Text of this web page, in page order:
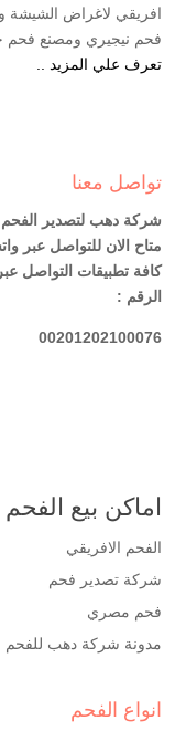
افريقي لاغراض الشيشة
فحم نيجيري ومصنع فحم
تعرف علي المزيد ..
تواصل معنا
شركة دهب لتصدير الفحم
متاح الان للتواصل عبر
كافة تطبيقات التواصل
الرقم :
00201202100076
اماكن بيع الفحم
الفحم الافريقي
شركة تصدير فحم
فحم مصري
مدونة شركة دهب للفحم
انواع الفحم